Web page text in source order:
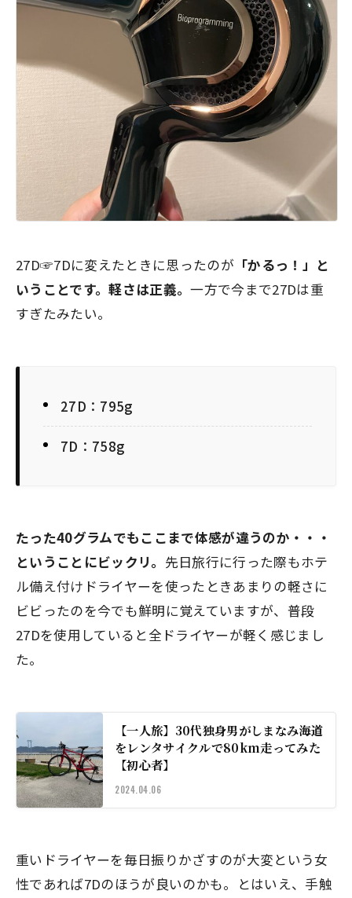
27D☞7Dに変えたときに思ったのが 「かるっ！」と
いうことです。軽さは正義。一方で今まで27Dは重
すぎたみたい。
27D：795g
7D：758g
たった40グラムでもここまで体感が違うのか・・・
ということにビックリ。 先日旅行に行った際もホテ
ル備え付けドライヤーを使ったときあまりの軽さに
ビビったのを今でも鮮明に覚えていますが、普段
27Dを使用していると全ドライヤーが軽く感じまし
た。
【一人旅】30代独身男がしまなみ海道
をレンタサイクルで80km走ってみた
【初心者】
2024.04.06
重いドライヤーを毎日振りかざすのが大変という女
性であれば7Dのほうが良いのかも。とはいえ、手触